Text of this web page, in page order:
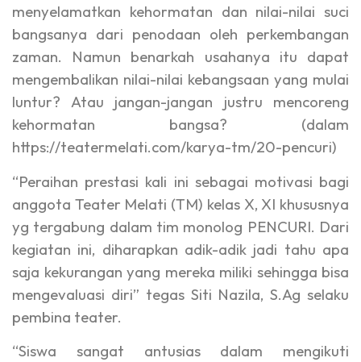
menyelamatkan kehormatan dan nilai-nilai suci
bangsanya dari penodaan oleh perkembangan
zaman. Namun benarkah usahanya itu dapat
mengembalikan nilai-nilai kebangsaan yang mulai
luntur? Atau jangan-jangan justru mencoreng
kehormatan bangsa? (dalam
https://teatermelati.com/karya-tm/20-pencuri)
“Peraihan prestasi kali ini sebagai motivasi bagi
anggota Teater Melati (TM) kelas X, XI khususnya
yg tergabung dalam tim monolog PENCURI. Dari
kegiatan ini, diharapkan adik-adik jadi tahu apa
saja kekurangan yang mereka miliki sehingga bisa
mengevaluasi diri” tegas Siti Nazila, S.Ag selaku
pembina teater.
“Siswa sangat antusias dalam mengikuti